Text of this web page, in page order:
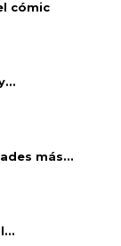
cómic
más...